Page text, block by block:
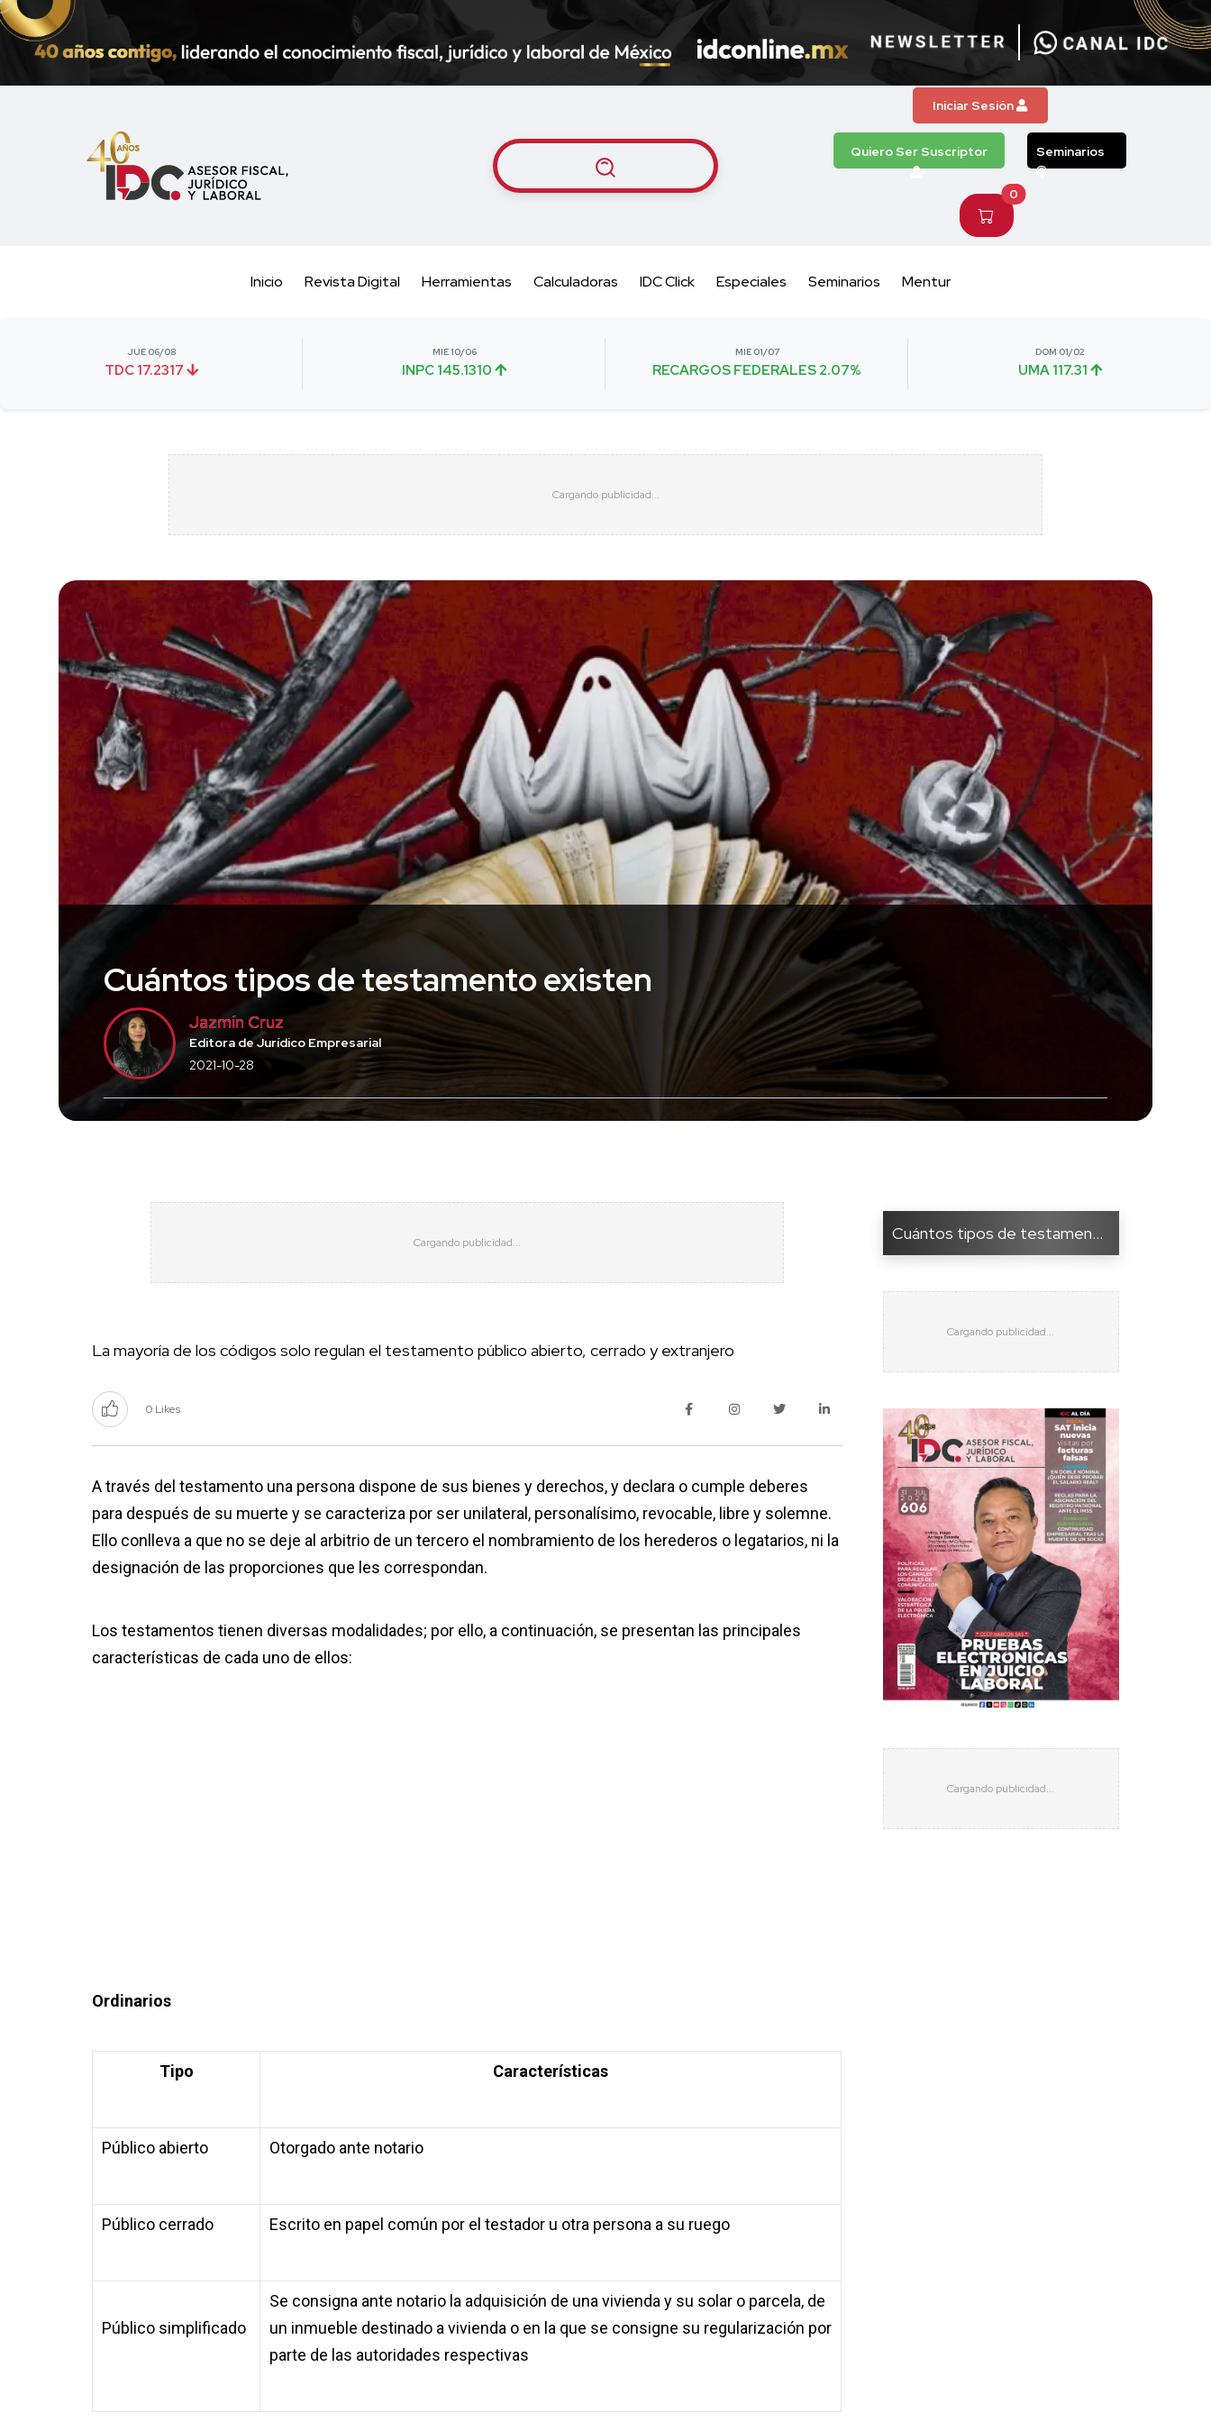
Iniciar Sesión
Quiero Ser Suscriptor Seminarios
0
Inicio Revista Digital Herramientas Calculadoras IDC Click Especiales Seminarios Mentur
JUE 06/08
TDC 17.2317
MIE 10/06
INPC 145.1310
MIE 01/07
RECARGOS FEDERALES 2.07%
DOM 01/02
UMA 117.31
Cuántos tipos de testamento existen
Jazmín Cruz
Editora de Jurídico Empresarial
2021-10-28
La mayoría de los códigos solo regulan el testamento público abierto, cerrado y extranjero
0 Likes
A través del testamento una persona dispone de sus bienes y derechos, y declara o cumple deberes
para después de su muerte y se caracteriza por ser unilateral, personalísimo, revocable, libre y solemne.
Ello conlleva a que no se deje al arbitrio de un tercero el nombramiento de los herederos o legatarios, ni la
designación de las proporciones que les correspondan.
Los testamentos tienen diversas modalidades; por ello, a continuación, se presentan las principales
características de cada uno de ellos:
Ordinarios
Tipo Características
Público abierto Otorgado ante notario
Público cerrado Escrito en papel común por el testador u otra persona a su ruego
Público simplificado
Se consigna ante notario la adquisición de una vivienda y su solar o parcela, de
un inmueble destinado a vivienda o en la que se consigne su regularización por
parte de las autoridades respectivas
Cuántos tipos de testamen...